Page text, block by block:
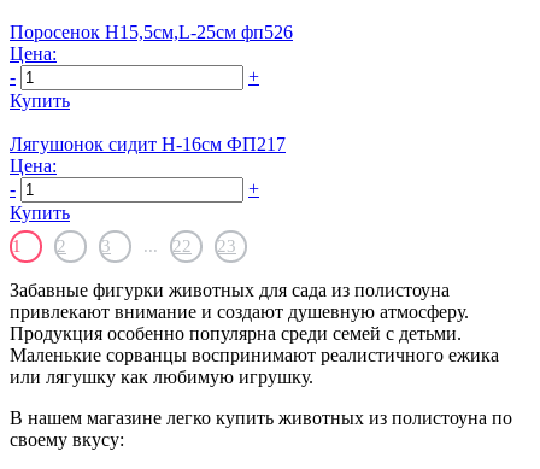
Поросенок Н15,5cм,L-25см фп526
Цена:
-
+
Купить
Лягушонок сидит H-16см ФП217
Цена:
-
+
Купить
1 2 3 ... 22 23
>
Забавные фигурки животных для сада из полистоуна
привлекают внимание и создают душевную атмосферу.
Продукция особенно популярна среди семей с детьми.
Маленькие сорванцы воспринимают реалистичного ежика
или лягушку как любимую игрушку.
В нашем магазине легко купить животных из полистоуна по
своему вкусу: